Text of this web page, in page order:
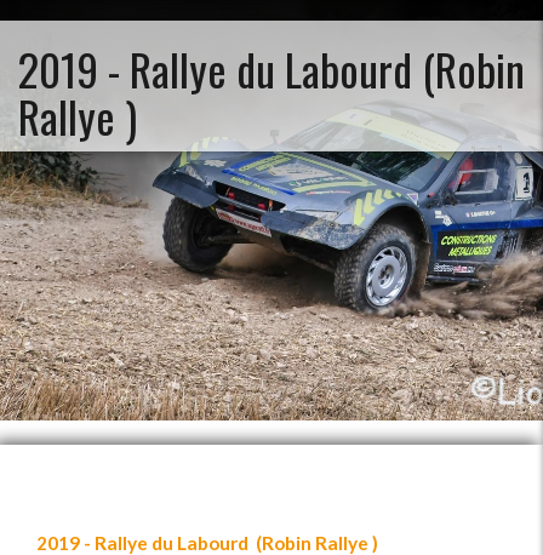
2019 - Rallye du Labourd (Robin
Rallye )
2019 - Rallye du Labourd (Robin Rallye )